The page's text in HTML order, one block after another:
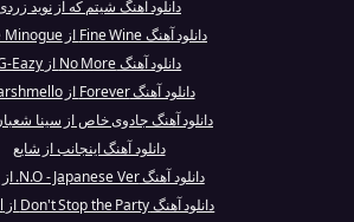
دانلود آهنگ شیتم که از نوید
دانلود آهنگ Fine Wine از Kylie Minogue
دانلود آهنگ No More از G-Eazy
دانلود آهنگ Forever از Marshmello
دانلود آهنگ جادوی خاص از سینا
دانلود آهنگ اینجانب از شایع
دانلود آهنگ N.O - Japanese Ver. از BTS
دانلود آهنگ Don't Stop the Party از Pitbull